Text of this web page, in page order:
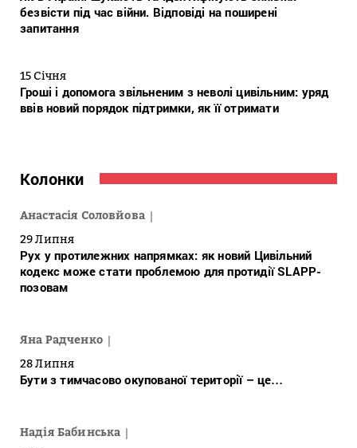
безвісти під час війни. Відповіді на поширені
запитання
15 Січня
Гроші і допомога звільненим з неволі цивільним: уряд
ввів новий порядок підтримки, як її отримати
Колонки
Анастасія Соловйова
29 Липня
Рух у протилежних напрямках: як новий Цивільний
кодекс може стати проблемою для протидії SLAPP-
позовам
Яна Радченко
28 Липня
Бути з тимчасово окупованої території – це…
Надія Бабинська